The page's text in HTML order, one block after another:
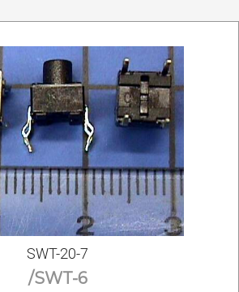
SWT-20-7
/SWT-6